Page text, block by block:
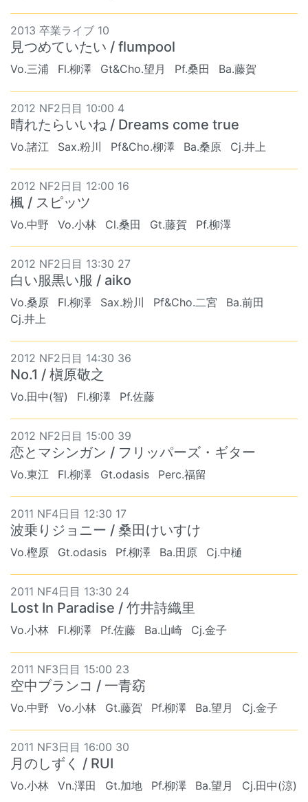
2013 卒業ライブ 10
見つめていたい / flumpool
Vo.三浦 Fl.柳澤 Gt&Cho.望月 Pf.桑田 Ba.藤賀
2012 NF2日目 10:00 4
晴れたらいいね / Dreams come true
Vo.諸江 Sax.粉川 Pf&Cho.柳澤 Ba.桑原 Cj.井上
2012 NF2日目 12:00 16
楓 / スピッツ
Vo.中野 Vo.小林 Cl.桑田 Gt.藤賀 Pf.柳澤
2012 NF2日目 13:30 27
白い服黒い服 / aiko
Vo.桑原 Fl.柳澤 Sax.粉川 Pf&Cho.二宮
Ba.前田
Cj.井上
2012 NF2日目 14:30 36
No.1 / 槇原敬之
Vo.田中(智) Fl.柳澤 Pf.佐藤
2012 NF2日目 15:00 39
恋とマシンガン / フリッパーズ・ギター
Vo.東江 Fl.柳澤 Gt.odasis Perc.福留
2011 NF4日目 12:30 17
波乗りジョニー / 桑田けいすけ
Vo.樫原 Gt.odasis Pf.柳澤 Ba.田原 Cj.中樋
2011 NF4日目 13:30 24
Lost In Paradise / 竹井詩織里
Vo.小林 Fl.柳澤 Pf.佐藤 Ba.山崎 Cj.金子
2011 NF3日目 15:00 23
空中ブランコ / 一青窈
Vo.中野 Vo.小林 Gt.藤賀 Pf.柳澤 Ba.望月 Cj.金子
2011 NF3日目 16:00 30
月のしずく / RUI
Vo.小林 Vn.澤田 Gt.加地 Pf.柳澤 Ba.望月 Cj.田中(涼)